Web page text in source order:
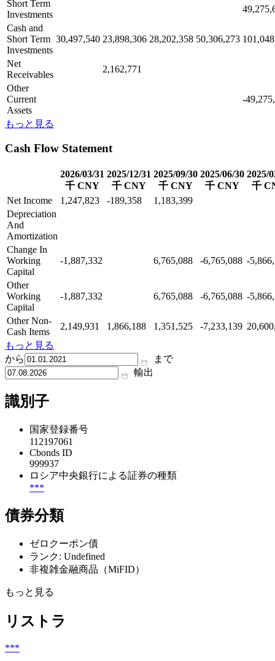
Short Term
Investments
Cash and
Short Term
Investments
30,497,540 23,898,306 28,202,358 50,306,273
Net
Receivables
2,162,771
Other
Current
Assets
-
もっと見る
Cash Flow Statement
2026/03/31
千 CNY
2025/12/31
千 CNY
2025/09/30
千 CNY
2025/06/30
千 CNY
2025/
千
Net Income
1,247,823 -189,358
1,183,399
Depreciation
And
Amortization
Change In
Working
Capital
-1,887,332 6,765,088 -6,765,088 -
Other
Working
Capital
-1,887,332 6,765,088 -6,765,088 -
Other Non-
Cash Items
2,149,931 1,866,188 1,351,525 -7,233,139
もっと見る
から
まで
輸出
識別子
国家登録番号
112197061
Cbonds ID
999937
ロシア中央銀行による証券の種類
***
債券分類
ゼロクーポン債
ランク: Undefined
非複雑金融商品（MiFID）
もっと見る
リストラ
***